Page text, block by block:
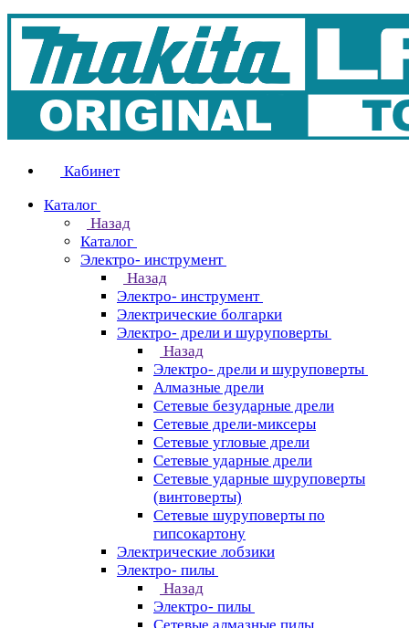
Кабинет
Каталог
Назад
Каталог
Электро- инструмент
Назад
Электро- инструмент
Электрические болгарки
Электро- дрели и шуруповерты
Назад
Электро- дрели и шуруповерты
Алмазные дрели
Сетевые безударные дрели
Сетевые дрели-миксеры
Сетевые угловые дрели
Сетевые ударные дрели
Сетевые ударные шуруповерты
(винтоверты)
Сетевые шуруповерты по
гипсокартону
Электрические лобзики
Электро- пилы
Назад
Электро- пилы